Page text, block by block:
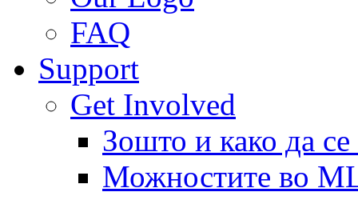
FAQ
Support
Get Involved
Зошто и како да
Можностите во